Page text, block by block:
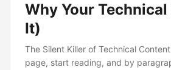
Why Your
It)
The Silent Killer of Technical
page, start reading, and by